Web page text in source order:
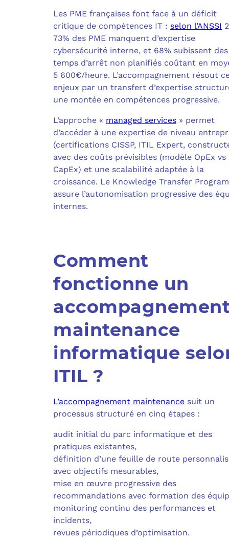
Les PME françaises font face à un déficit
critique de compétences IT : selon l’ANSSI
73% des PME manquent d’expertise
cybersécurité interne, et 68% subissent des
temps d’arrêt non planifiés coûtant en
5 600€/heure. L’accompagnement résout
enjeux par un transfert d’expertise
une montée en compétences progressive.
L’approche « managed services » permet
d’accéder à une expertise de niveau
(certifications CISSP, ITIL Expert,
avec des coûts prévisibles (modèle OpEx vs
CapEx) et une scalabilité adaptée à la
croissance. Le Knowledge Transfer Program
assure l’autonomisation progressive des
internes.
Comment
fonctionne un
maintenance
informatique
ITIL ?
L’accompagnement maintenance suit un
processus structuré en cinq étapes :
audit initial du parc informatique et des
pratiques existantes,
définition d’une feuille de route
avec objectifs mesurables,
mise en œuvre progressive des
recommandations avec formation des
monitoring continu des performances et
incidents,
revues périodiques d’optimisation.